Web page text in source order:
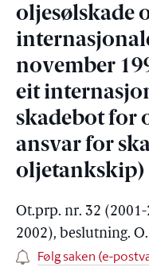
oljesølskade
november
eit
skadebot for
ansvar for
oljetankskip)
Ot.prp. nr. 32
2002), beslutning.
Følg saken (e-